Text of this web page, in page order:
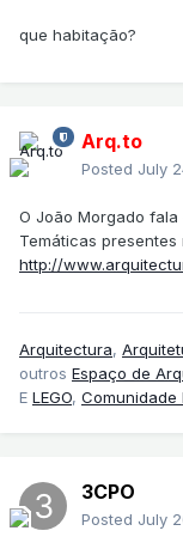
que habitação?
Arq.to
Posted July
O João Morgado
Temáticas
http://
Arquitectura,
outros Espaço de
E LEGO, Comunidade
3CPO
Posted July